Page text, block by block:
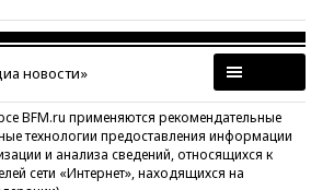
новости»
BFM.ru применяются рекомендательные
технологии предоставления информации
и анализа сведений, относящихся к
сети «Интернет», находящихся на